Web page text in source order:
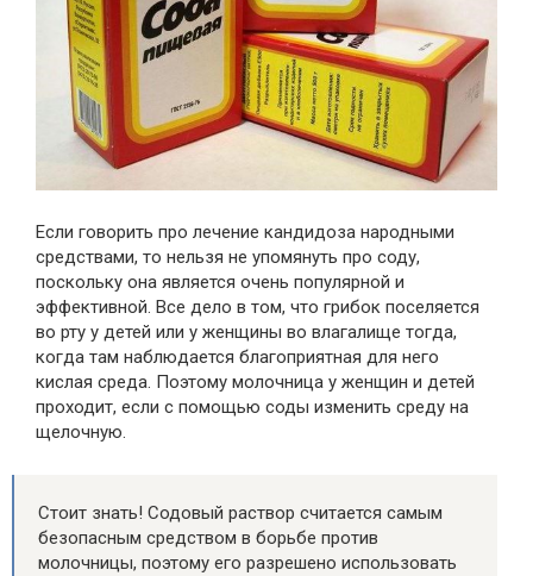
Если говорить про лечение кандидоза народными
средствами, то нельзя не упомянуть про соду,
поскольку она является очень популярной и
эффективной. Все дело в том, что грибок поселяется
во рту у детей или у женщины во влагалище тогда,
когда там наблюдается благоприятная для него
кислая среда. Поэтому молочница у женщин и детей
проходит, если с помощью соды изменить среду на
щелочную.
Стоит знать! Содовый раствор считается самым
безопасным средством в борьбе против
молочницы, поэтому его разрешено использовать